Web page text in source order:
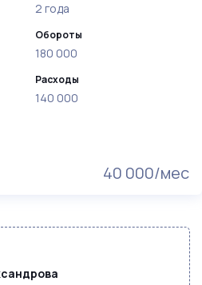
40 000/мес
2 года
Обороты
180 000
Расходы
140 000